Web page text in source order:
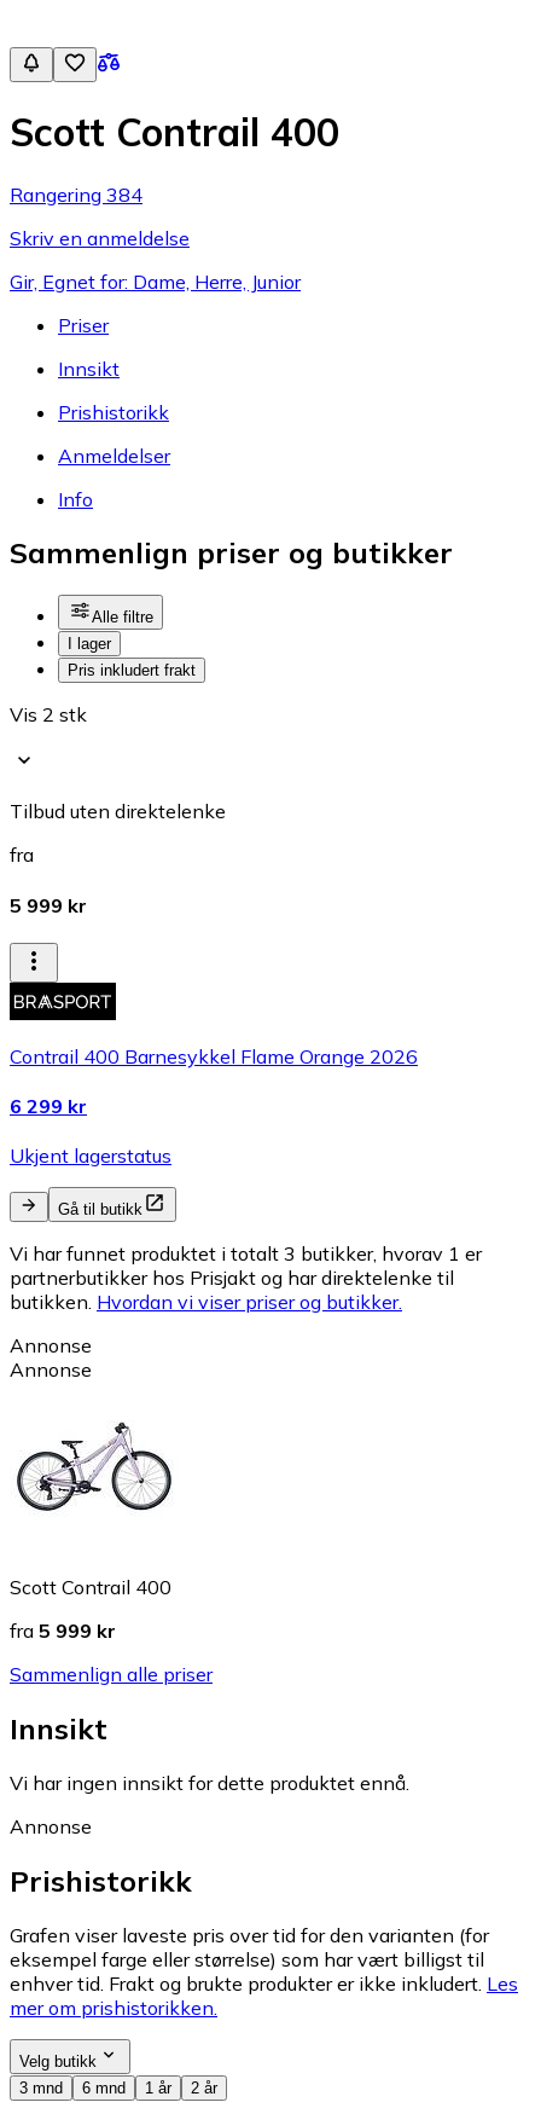
Scott Contrail 400
Rangering 384
Skriv en anmeldelse
Gir, Egnet for: Dame, Herre, Junior
Priser
Innsikt
Prishistorikk
Anmeldelser
Info
Sammenlign priser og butikker
Alle filtre
I lager
Pris inkludert frakt
Vis 2 stk
Tilbud uten direktelenke
fra
5 999 kr
Contrail 400 Barnesykkel Flame Orange 2026
6 299 kr
Ukjent lagerstatus
Gå til butikk
Vi har funnet produktet i totalt 3 butikker, hvorav 1 er
partnerbutikker hos Prisjakt og har direktelenke til
butikken. Hvordan vi viser priser og butikker.
Annonse
Annonse
Scott Contrail 400
fra 5 999 kr
Sammenlign alle priser
Innsikt
Vi har ingen innsikt for dette produktet ennå.
Annonse
Prishistorikk
Grafen viser laveste pris over tid for den varianten (for
eksempel farge eller størrelse) som har vært billigst til
enhver tid. Frakt og brukte produkter er ikke inkludert. Les
mer om prishistorikken.
Velg butikk
3 mnd
6 mnd 1 år 2 år